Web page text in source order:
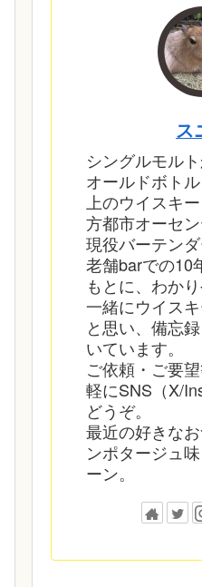
ス
シングルモルト
オールドボト
上のウイスキ
方都市オーセ
現役バーテンダ
老舗barでの10
もとに、わか
一緒にウイス
と思い、備忘
いています。
ご依頼・ご要
軽にSNS（X/
どうぞ。
最近の好きな
ンポタージュ
ーン。